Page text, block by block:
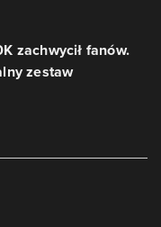
zachwycił fanów.
zestaw